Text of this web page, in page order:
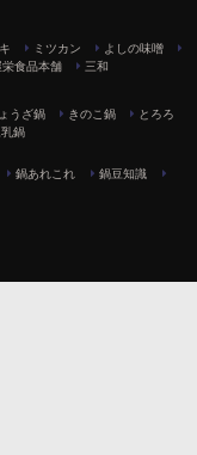
ミツカン
よしの味噌
栄食品本舗
三和
うざ鍋 きのこ鍋
とろろ
鍋
鍋あれこれ
鍋豆知識